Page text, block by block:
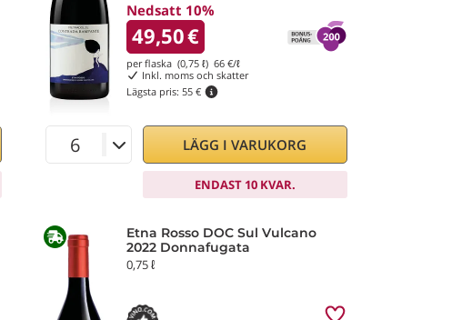
Nedsatt 10%
49,50€
per flaska (0,75 ℓ) 66 €/ℓ
Inkl. moms och skatter
Lägsta pris: 55 €
LÄGG I VARUKORG
ENDAST 10 KVAR.
Etna Rosso DOC Sul Vulcano
2022 Donnafugata
0,75 ℓ